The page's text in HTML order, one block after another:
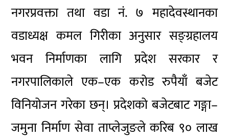
नगरप्रवक्ता तथा वडा नं. ७ महादेवस्थानका
वडाध्यक्ष कमल गिरीका अनुसार सङ्ग्रहालय
भवन निर्माणका लागि प्रदेश सरकार र
नगरपालिकाले एक–एक करोड रुपैयाँ बजेट
विनियोजन गरेका छन्। प्रदेशको बजेटबाट गङ्गा–
जमुना निर्माण सेवा ताप्लेजुङले करिब ९० लाख